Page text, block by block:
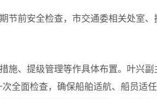
前安全检查，市交通委相关处室、
、提级管理等作具体布置。叶兴副
全面检查，确保船舶适航、船员适